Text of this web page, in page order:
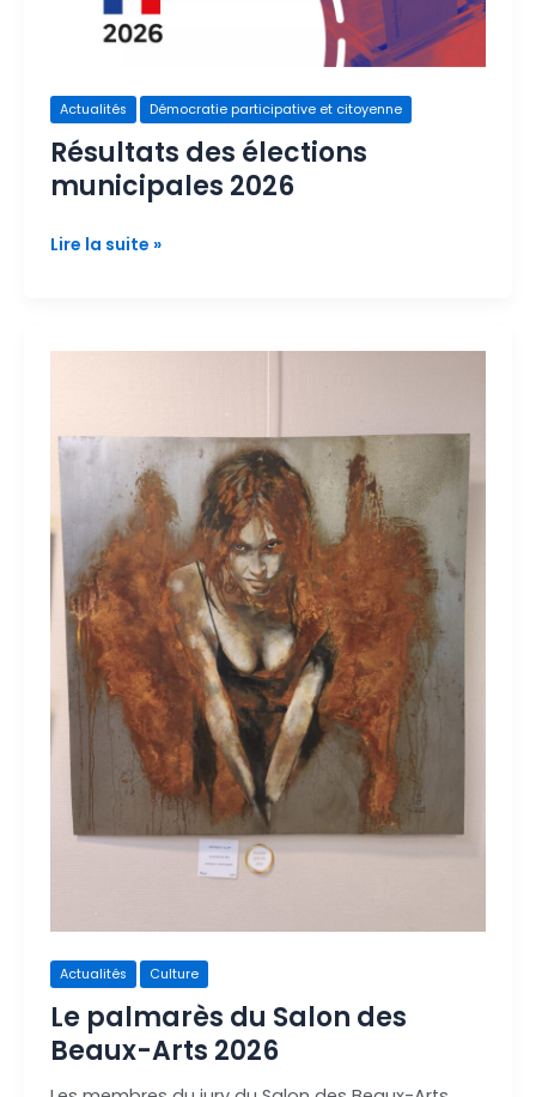
Actualités Démocratie participative et citoyenne
Résultats des élections
municipales 2026
Lire la suite »
Actualités Culture
Le palmarès du Salon des
Beaux-Arts 2026
Salon
Beaux-
Arts
2026